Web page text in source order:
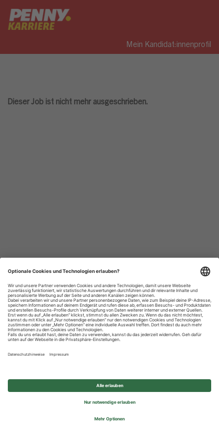
Mein Kandidat:innenprofil
Dieser Job ist nicht mehr ausgeschrieben.
Datenschutzhinweise
Impressum
Privatsphäre-Einstellungen
© 2026 REWE Group - All rights reserved